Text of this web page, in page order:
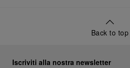
Back to top
Iscriviti alla nostra newsletter